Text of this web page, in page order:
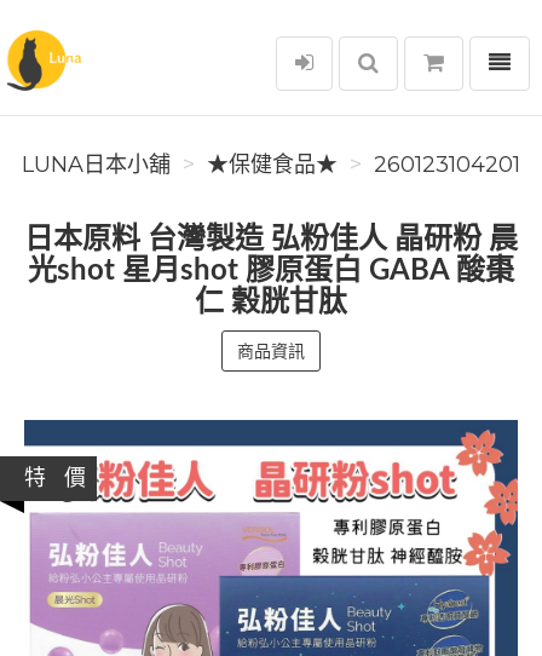
Luna日本小舖
選單
LUNA日本小舖 ★保健食品★ 260123104201
日本原料 台灣製造 弘粉佳人 晶研粉 晨
光shot 星月shot 膠原蛋白 GABA 酸棗
仁 穀胱甘肽
商品資訊
特 價